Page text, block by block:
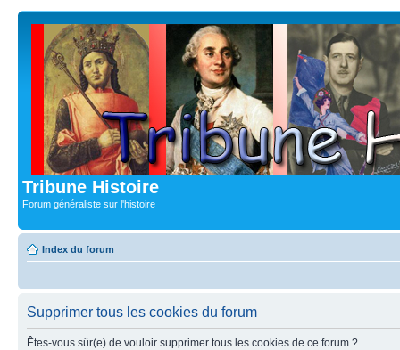
Tribune Histoire
Forum généraliste sur l'histoire
Index du forum
Supprimer tous les cookies du forum
Êtes-vous sûr(e) de vouloir supprimer tous les cookies de ce forum ?